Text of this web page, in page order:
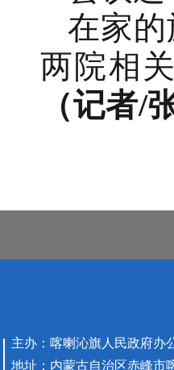
在家
两院相
（记者/
主办：喀喇沁旗人民政府
地址：内蒙古自治区赤峰市